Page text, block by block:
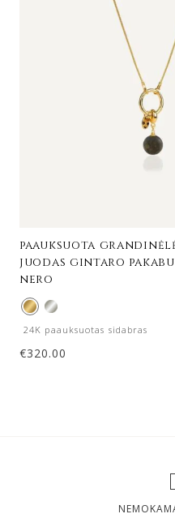
paauksuota
juodas gintaro
nero
24K paauksuotas sidabras
€320.00